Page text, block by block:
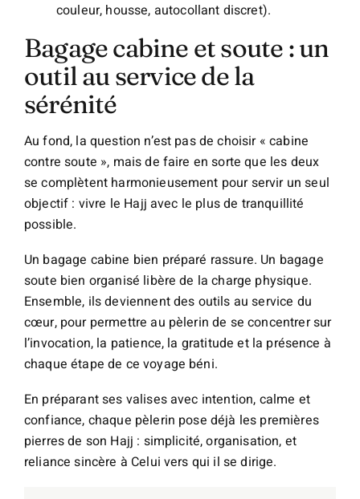
couleur, housse, autocollant discret).
Bagage cabine et soute : un
outil au service de la
sérénité
Au fond, la question n’est pas de choisir « cabine
contre soute », mais de faire en sorte que les deux
se complètent harmonieusement pour servir un seul
objectif : vivre le Hajj avec le plus de tranquillité
possible.
Un bagage cabine bien préparé rassure. Un bagage
soute bien organisé libère de la charge physique.
Ensemble, ils deviennent des outils au service du
cœur, pour permettre au pèlerin de se concentrer sur
l’invocation, la patience, la gratitude et la présence à
chaque étape de ce voyage béni.
En préparant ses valises avec intention, calme et
confiance, chaque pèlerin pose déjà les premières
pierres de son Hajj : simplicité, organisation, et
reliance sincère à Celui vers qui il se dirige.